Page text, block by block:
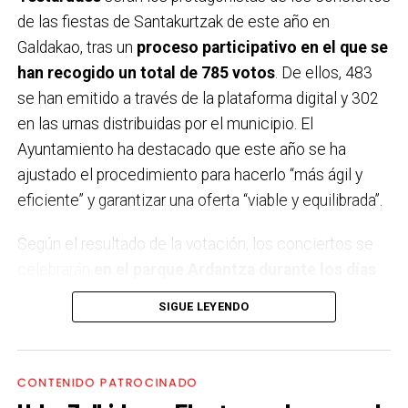
de las fiestas de Santakurtzak de este año en
Galdakao, tras un proceso participativo en el que se
han recogido un total de 785 votos. De ellos, 483
se han emitido a través de la plataforma digital y 302
en las urnas distribuidas por el municipio. El
Ayuntamiento ha destacado que este año se ha
ajustado el procedimiento para hacerlo “más ágil y
eficiente” y garantizar una oferta “viable y equilibrada”.
Según el resultado de la votación, los conciertos se
11, 12, 18 y 19 de septiembre,coincidiendo con los
dos fines de semana festivos. El comité de fiestas ha
sido el encargado de elegir el concierto del 11 de
SIGUE LEYENDO
CONTENIDO PATROCINADO